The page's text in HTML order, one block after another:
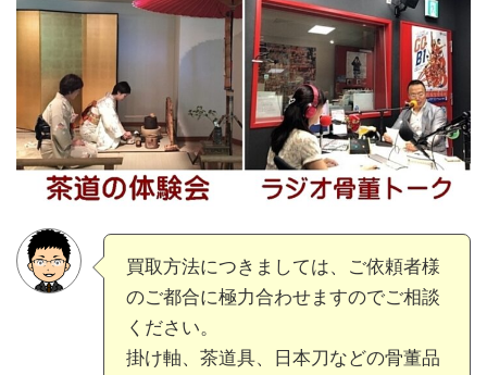
買取方法につきましては、ご依頼者様
のご都合に極力合わせますのでご相談
ください。
掛け軸、茶道具、日本刀などの骨董品